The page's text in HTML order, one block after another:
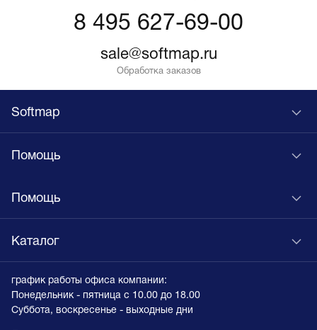
8 495 627-69-00
sale@softmap.ru
Обработка заказов
Softmap
Помощь
Помощь
Каталог
график работы офиса компании:
Понедельник - пятница с 10.00 до 18.00
Суббота, воскресенье - выходные дни